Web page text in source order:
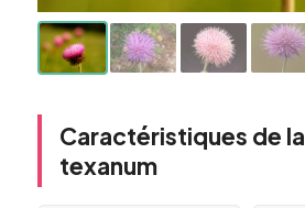
Caractéristiques de
texanum